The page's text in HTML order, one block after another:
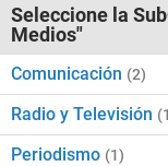
Seleccione la
Medios"
Comunicación (2)
Radio y Televisión
Periodismo (1)